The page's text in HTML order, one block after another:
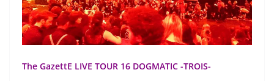
The GazettE LIVE TOUR 16 DOGMATIC -TROIS-